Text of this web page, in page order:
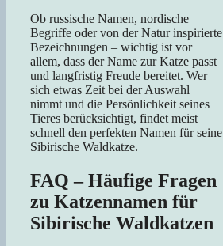
Ob russische Namen, nordische
Begriffe oder von der Natur inspirierte
Bezeichnungen – wichtig ist vor
allem, dass der Name zur Katze passt
und langfristig Freude bereitet. Wer
sich etwas Zeit bei der Auswahl
nimmt und die Persönlichkeit seines
Tieres berücksichtigt, findet meist
schnell den perfekten Namen für seine
Sibirische Waldkatze.
FAQ – Häufige Fragen
zu Katzennamen für
Sibirische Waldkatzen